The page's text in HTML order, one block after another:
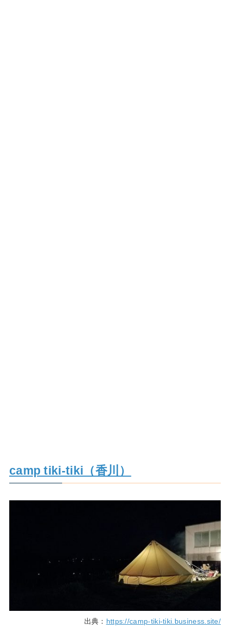
camp tiki-tiki（香川）
出典： https://camp-tiki-tiki.business.site/